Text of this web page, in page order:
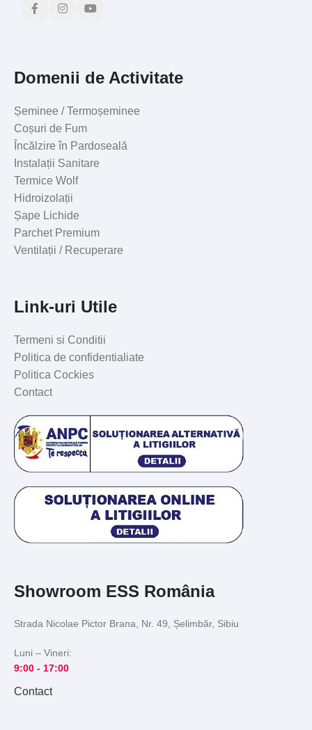
Domenii de Activitate
Șeminee / Termoșeminee
Coșuri de Fum
Încălzire în Pardoseală
Instalații Sanitare
Termice Wolf
Hidroizolații
Șape Lichide
Parchet Premium
Ventilații / Recuperare
Link-uri Utile
Termeni si Conditii
Politica de confidentialiate
Politica Cockies
Contact
Showroom ESS România
Strada Nicolae Pictor Brana, Nr. 49, Șelimbăr, Sibiu
Luni – Vineri:
9:00 - 17:00
Contact